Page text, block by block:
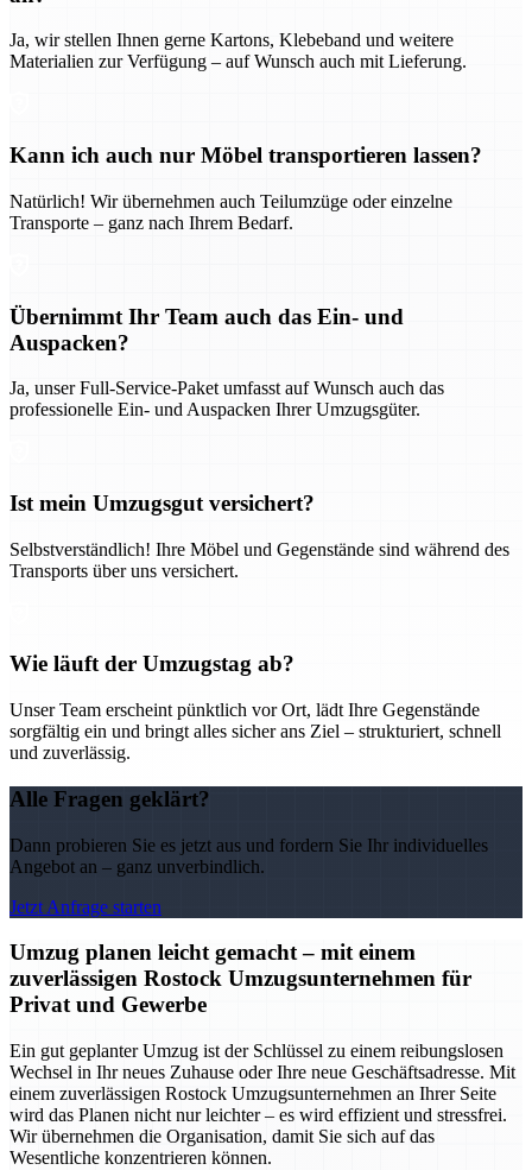
Ja, wir stellen Ihnen gerne Kartons, Klebeband und weitere
Materialien zur Verfügung – auf Wunsch auch mit Lieferung.
Kann ich auch nur Möbel transportieren lassen?
Natürlich! Wir übernehmen auch Teilumzüge oder einzelne
Transporte – ganz nach Ihrem Bedarf.
Übernimmt Ihr Team auch das Ein- und
Auspacken?
Ja, unser Full-Service-Paket umfasst auf Wunsch auch das
professionelle Ein- und Auspacken Ihrer Umzugsgüter.
Ist mein Umzugsgut versichert?
Selbstverständlich! Ihre Möbel und Gegenstände sind während des
Transports über uns versichert.
Wie läuft der Umzugstag ab?
Unser Team erscheint pünktlich vor Ort, lädt Ihre Gegenstände
sorgfältig ein und bringt alles sicher ans Ziel – strukturiert, schnell
und zuverlässig.
Alle Fragen geklärt?
Dann probieren Sie es jetzt aus und fordern Sie Ihr individuelles
Angebot an – ganz unverbindlich.
Jetzt Anfrage starten
Umzug planen leicht gemacht – mit einem
zuverlässigen Rostock Umzugsunternehmen für
Privat und Gewerbe
Ein gut geplanter Umzug ist der Schlüssel zu einem reibungslosen
Wechsel in Ihr neues Zuhause oder Ihre neue Geschäftsadresse. Mit
einem zuverlässigen Rostock Umzugsunternehmen an Ihrer Seite
wird das Planen nicht nur leichter – es wird effizient und stressfrei.
Wir übernehmen die Organisation, damit Sie sich auf das
Wesentliche konzentrieren können.